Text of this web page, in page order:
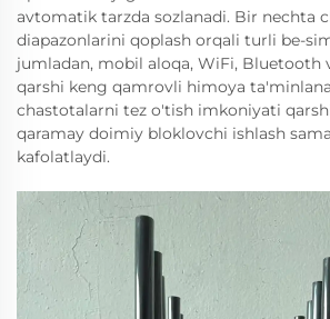
avtomatik tarzda sozlanadi. Bir nechta
diapazonlarini qoplash orqali turli be-
jumladan, mobil aloqa, WiFi, Bluetooth
qarshi keng qamrovli himoya
chastotalarni tez o'tish imkoniyati
qaramay doimiy bloklovchi ishlash
kafolatlaydi.